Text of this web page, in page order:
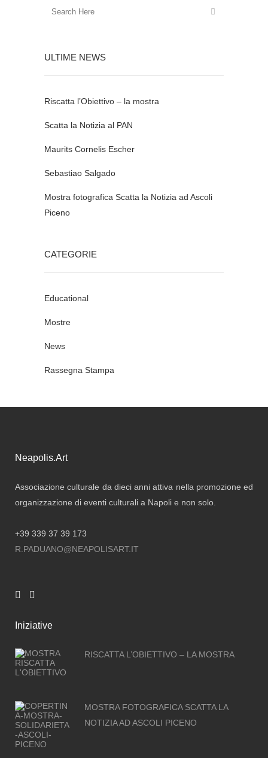
ULTIME NEWS
Riscatta l’Obiettivo – la mostra
Scatta la Notizia al PAN
Maurits Cornelis Escher
Sebastiao Salgado
Mostra fotografica Scatta la Notizia ad Ascoli
Piceno
CATEGORIE
Educational
Mostre
News
Rassegna Stampa
Neapolis.Art
Associazione culturale da dieci anni attiva nella promozione ed
organizzazione di eventi culturali a Napoli e non solo.
+39 339 37 39 173
R.PADUANO@NEAPOLISART.IT
Iniziative
RISCATTA L’OBIETTIVO – LA MOSTRA
MOSTRA FOTOGRAFICA SCATTA LA
NOTIZIA AD ASCOLI PICENO